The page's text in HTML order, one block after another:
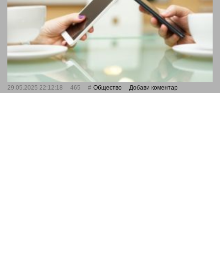
29.05.2025 22:12:18 465 Общество Добави коментар